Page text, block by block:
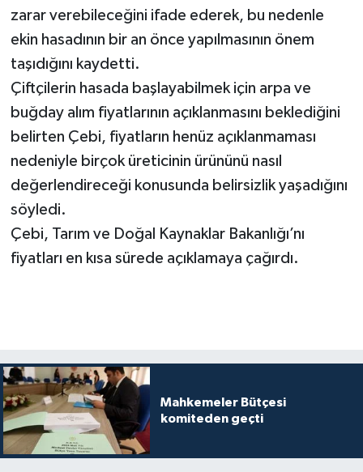
zarar verebileceğini ifade ederek, bu nedenle
ekin hasadının bir an önce yapılmasının önem
taşıdığını kaydetti.
Çiftçilerin hasada başlayabilmek için arpa ve
buğday alım fiyatlarının açıklanmasını beklediğini
belirten Çebi, fiyatların henüz açıklanmaması
nedeniyle birçok üreticinin ürününü nasıl
değerlendireceği konusunda belirsizlik yaşadığını
söyledi.
Çebi, Tarım ve Doğal Kaynaklar Bakanlığı’nı
fiyatları en kısa sürede açıklamaya çağırdı.
Mahkemeler Bütçesi
komiteden geçti